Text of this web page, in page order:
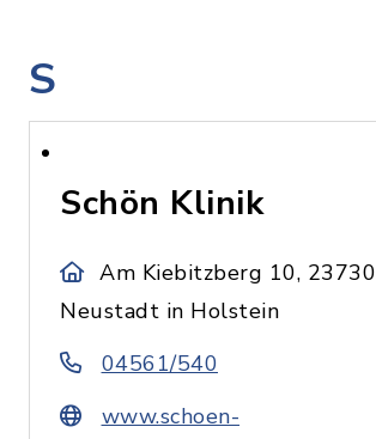
S
Schön Klinik
Am Kiebitzberg 10, 23730
Neustadt in Holstein
04561/540
www.schoen-